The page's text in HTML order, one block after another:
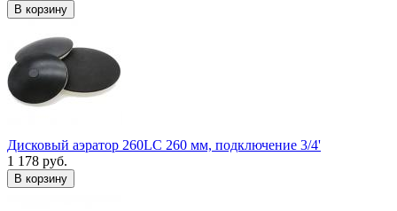
В корзину
Дисковый аэратор 260LC 260 мм, подключение 3/4'
1 178 руб.
В корзину